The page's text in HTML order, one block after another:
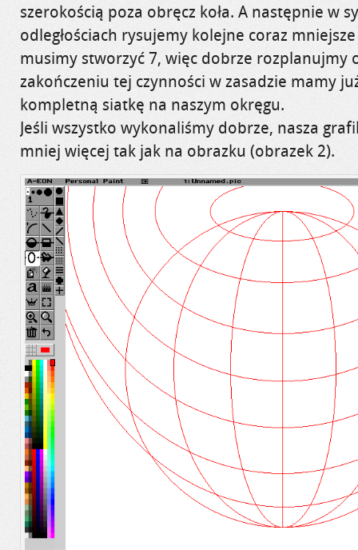
szerokością poza obręcz koła. A następnie w
odległościach rysujemy kolejne coraz
musimy stworzyć 7, więc dobrze rozplanujmy
zakończeniu tej czynności w zasadzie mamy
kompletną siatkę na naszym okręgu.
Jeśli wszystko wykonaliśmy dobrze, nasza
mniej więcej tak jak na obrazku (obrazek 2).